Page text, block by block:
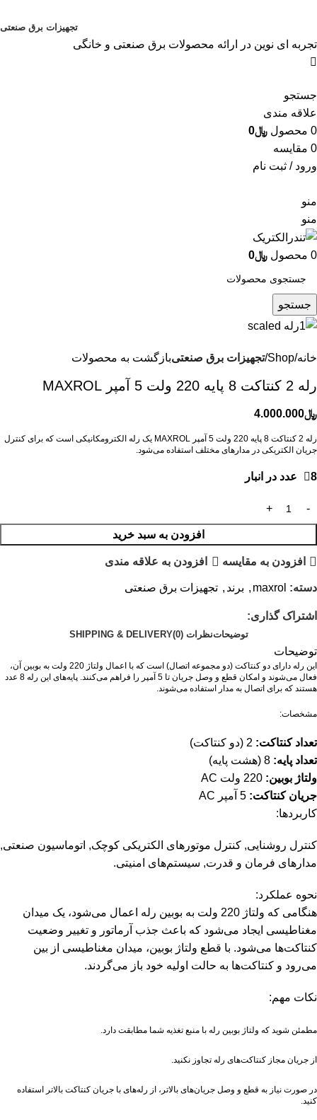
تجهیزات برق صنعتی
تجربه ای نوین در ارائه محصولات برق صنعتی و خانگی
جستجو
علاقه مندی
0 محصول ﷼0
0 مقایسه
ورود / ثبت نام
منو
منو
0 محصول ﷼0
جستجو
خانه Shop تجهیزات برق صنعتیبازگشت به محصولات
رله 2 كنتاكت 8 پايه 220 ولت 5 آمپر MAXROL
﷼4.000.000
رله 2 كنتاكت 8 پايه 220 ولت 5 آمپر MAXROL یک رله الکترومکانیکی است که برای کنترل
جریان الکتریکی در مدارهای مختلف استفاده می‌شود.
8 عدد در انبار
افزودن به سبد خرید
افزودن به مقایسه افزودن به علاقه مندی
دسته: maxrol
, برند , تجهیزات برق صنعتی
اشتراک گذاری:
توضیحاتنظرات (0) SHIPPING & DELIVERY
توضیحات
ا
ین رله دارای دو کنتاکت (دو مجموعه اتصال) است که با اعمال ولتاژ 220 ولت به بوبین آن،
فعال می‌شوند و امکان قطع و وصل جریان تا 5 آمپر را فراهم می‌کنند.
پایه‌های این رله 8 عدد
هستند که برای اتصال به مدار استفاده می‌شوند.
مشخصات:
تعداد کنتاکت: 2 (دو کنتاکت)
تعداد پایه: 8 (هشت پایه)
ولتاژ بوبین: 220 ولت AC
جریان کنتاکت: 5 آمپر AC
کاربردها:
کنترل روشنایی, کنترل موتورهای الکتریکی کوچک, اتوماسیون صنعتی,
مدارهای فرمان و قدرت, سیستم‌های امنیتی.
نحوه عملکرد:
هنگامی که ولتاژ 220 ولت به بوبین رله اعمال می‌شود، یک میدان
مغناطیسی ایجاد می‌شود که باعث جذب آرماتور و تغییر وضعیت
کنتاکت‌ها می‌شود. با قطع ولتاژ بوبین، میدان مغناطیسی از بین
می‌رود و کنتاکت‌ها به حالت اولیه خود باز می‌گردند.
نکات مهم:
مطمئن شوید که ولتاژ بوبین رله با منبع تغذیه شما مطابقت دارد.
از جریان مجاز کنتاکت‌های رله تجاوز نکنید.
در صورت نیاز به قطع و وصل جریان‌های بالاتر، از رله‌های با جریان کنتاکت بالاتر استفاده
کنید.